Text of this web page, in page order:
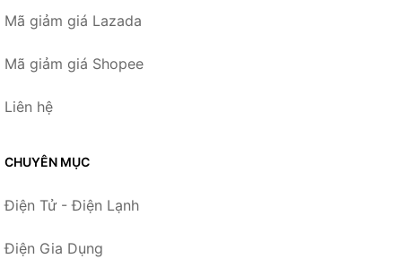
Mã giảm giá Lazada
Mã giảm giá Shopee
Liên hệ
CHUYÊN MỤC
Điện Tử - Điện Lạnh
Điện Gia Dụng